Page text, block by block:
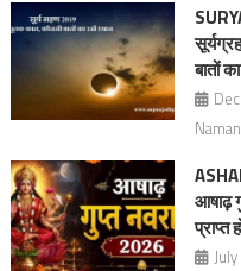
बातों
आषाढ़
प्राप्त